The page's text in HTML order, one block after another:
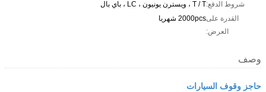
شروط الدفع:T / T ، ويسترن يونيون ، LC ، باي بال
القدرة على
العرض:
2000pcs شهريا
وصف
حاجز وقوف السيارات